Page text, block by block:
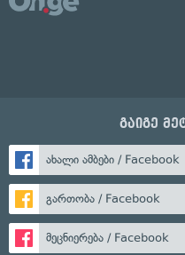
გაიგე
ახალი ამბები / Facebook
გართობა / Facebook
მეცნიერება / Facebook